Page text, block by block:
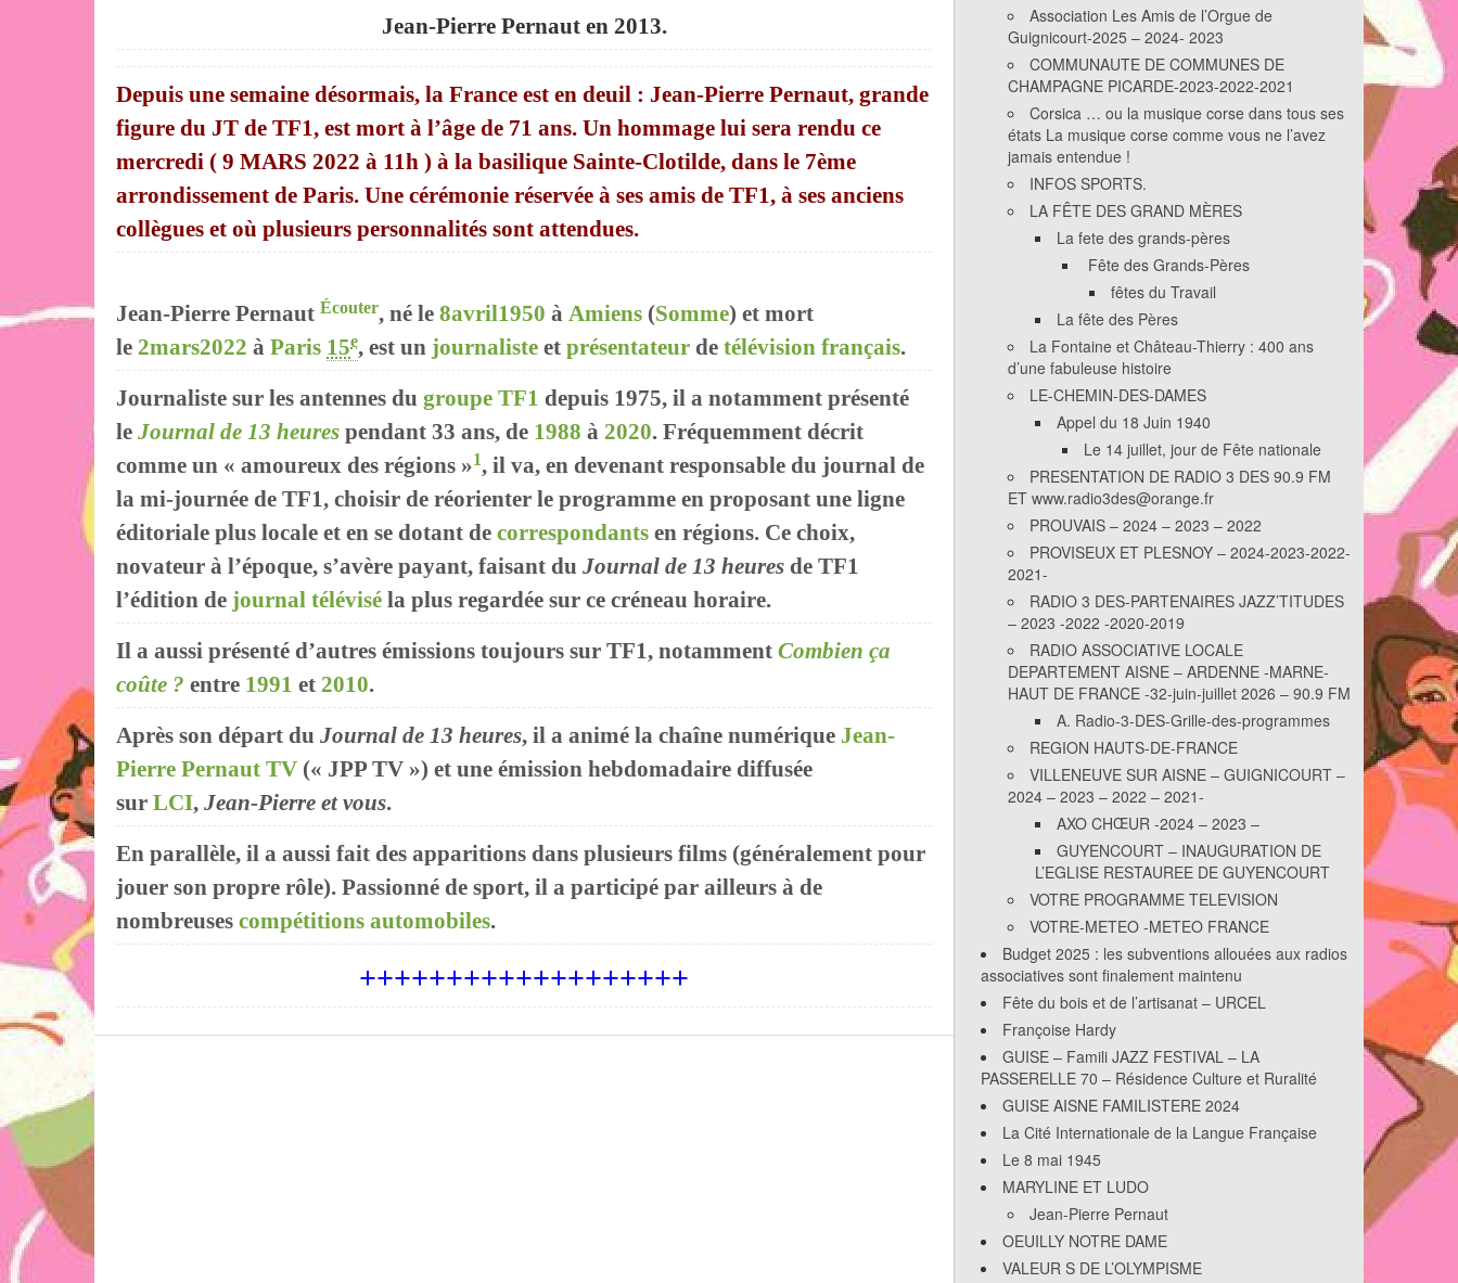
Jean-Pierre Pernaut en 2013.
Depuis une semaine désormais, la France est en deuil : Jean-Pierre Pernaut, grande
figure du JT de TF1, est mort à l’âge de 71 ans. Un hommage lui sera rendu ce
mercredi ( 9 MARS 2022 à 11h ) à la basilique Sainte-Clotilde, dans le 7ème
arrondissement de Paris. Une cérémonie réservée à ses amis de TF1, à ses anciens
collègues et où plusieurs personnalités sont attendues.
Jean-Pierre Pernaut Écouter, né le 8avril1950 à Amiens (Somme) et mort
le 2mars2022 à Paris 15e, est un journaliste et présentateur de télévision français.
Journaliste sur les antennes du groupe TF1 depuis 1975, il a notamment présenté
le Journal de 13 heures pendant 33 ans, de 1988 à 2020. Fréquemment décrit
comme un « amoureux des régions »1, il va, en devenant responsable du journal de
la mi-journée de TF1, choisir de réorienter le programme en proposant une ligne
éditoriale plus locale et en se dotant de correspondants en régions. Ce choix,
novateur à l’époque, s’avère payant, faisant du Journal de 13 heures de TF1
l’édition de journal télévisé la plus regardée sur ce créneau horaire.
Il a aussi présenté d’autres émissions toujours sur TF1, notamment Combien ça
coûte ? entre 1991 et 2010.
Après son départ du Journal de 13 heures, il a animé la chaîne numérique Jean-
Pierre Pernaut TV (« JPP TV ») et une émission hebdomadaire diffusée
sur LCI, Jean-Pierre et vous.
En parallèle, il a aussi fait des apparitions dans plusieurs films (généralement pour
jouer son propre rôle). Passionné de sport, il a participé par ailleurs à de
nombreuses compétitions automobiles.
+++++++++++++++++++
Association Les Amis de l’Orgue de
Guignicourt-2025 – 2024- 2023
COMMUNAUTE DE COMMUNES DE
CHAMPAGNE PICARDE-2023-2022-2021
Corsica … ou la musique corse dans tous ses
états La musique corse comme vous ne l’avez
jamais entendue !
INFOS SPORTS.
LA FÊTE DES GRAND MÈRES
La fete des grands-pères
Fête des Grands-Pères
fêtes du Travail
La fête des Pères
La Fontaine et Château-Thierry : 400 ans
d’une fabuleuse histoire
LE-CHEMIN-DES-DAMES
Appel du 18 Juin 1940
Le 14 juillet, jour de Fête nationale
PRESENTATION DE RADIO 3 DES 90.9 FM
ET www.radio3des@orange.fr
PROUVAIS – 2024 – 2023 – 2022
PROVISEUX ET PLESNOY – 2024-2023-2022-
2021-
RADIO 3 DES-PARTENAIRES JAZZ’TITUDES
– 2023 -2022 -2020-2019
RADIO ASSOCIATIVE LOCALE
DEPARTEMENT AISNE – ARDENNE -MARNE-
HAUT DE FRANCE -32-juin-juillet 2026 – 90.9 FM
A. Radio-3-DES-Grille-des-programmes
REGION HAUTS-DE-FRANCE
VILLENEUVE SUR AISNE – GUIGNICOURT –
2024 – 2023 – 2022 – 2021-
AXO CHŒUR -2024 – 2023 –
GUYENCOURT – INAUGURATION DE
L’EGLISE RESTAUREE DE GUYENCOURT
VOTRE PROGRAMME TELEVISION
VOTRE-METEO -METEO FRANCE
Budget 2025 : les subventions allouées aux radios
associatives sont finalement maintenu
Fête du bois et de l’artisanat – URCEL
Françoise Hardy
GUISE – Famili JAZZ FESTIVAL – LA
PASSERELLE 70 – Résidence Culture et Ruralité
GUISE AISNE FAMILISTERE 2024
La Cité Internationale de la Langue Française
Le 8 mai 1945
MARYLINE ET LUDO
Jean-Pierre Pernaut
OEUILLY NOTRE DAME
VALEUR S DE L’OLYMPISME